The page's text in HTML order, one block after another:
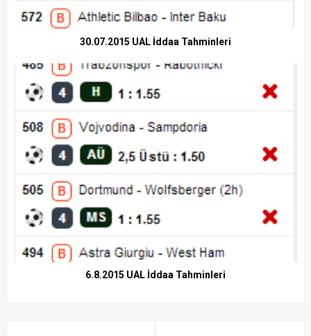
30.07.2015 UAL İddaa Tahminleri
6.8.2015 UAL İddaa Tahminleri